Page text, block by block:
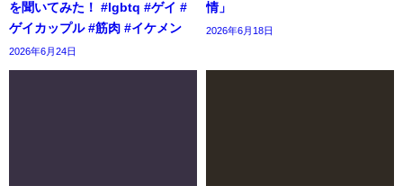
を聞いてみた！ #lgbtq #ゲイ #
ゲイカップル #筋肉 #イケメン
2026年6月24日
情」
2026年6月18日